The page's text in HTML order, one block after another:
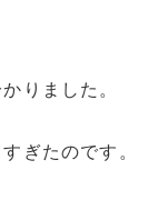
りました。
ぎたのです。